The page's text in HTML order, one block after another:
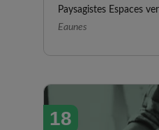
Paysagistes Espaces
Eaunes
18